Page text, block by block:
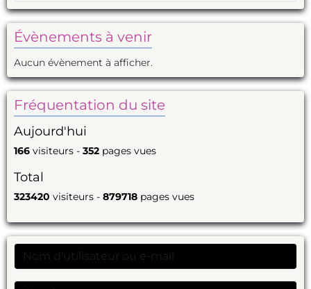
Évènements à venir
Aucun évènement à afficher.
Fréquentation du site
Aujourd'hui
166 visiteurs - 352 pages vues
Total
323420 visiteurs - 879718 pages vues